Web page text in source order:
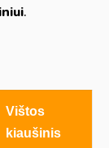
.
Vištos
kiaušinis